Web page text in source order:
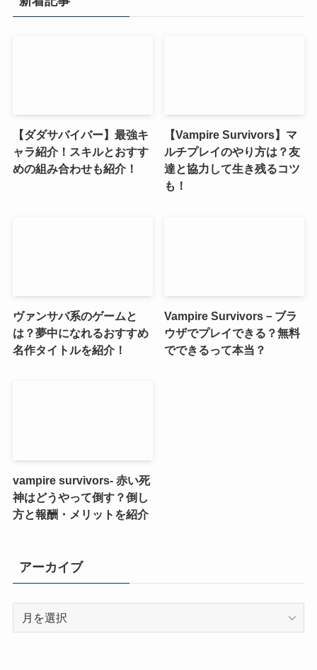
【ダダサバイバー】最強キ
ャラ紹介！スキルとおすす
めの組み合わせも紹介！
【Vampire Survivors】マ
ルチプレイのやり方は？友
達と協力して生き残るコツ
も！
ヴァンサバ系のゲームと
は？夢中になれるおすすめ
名作タイトルを紹介！
Vampire Survivors－ブラ
ウザでプレイできる？無料
でできるって本当？
vampire survivors- 赤い死
神はどうやって倒す？倒し
方と報酬・メリットを紹介
アーカイブ